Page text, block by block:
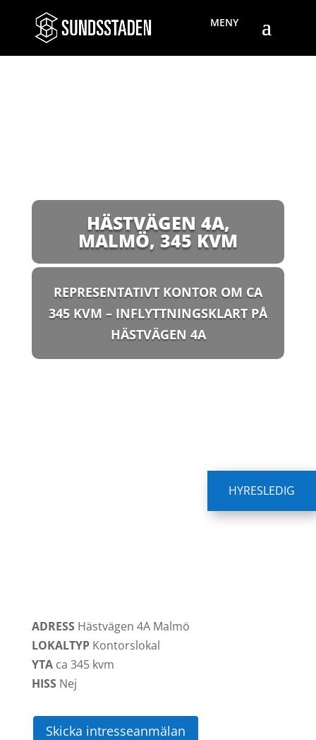
HÄSTVÄGEN 4A,
MALMÖ, 345 KVM
REPRESENTATIVT KONTOR OM CA
345 KVM – INFLYTTNINGSKLART PÅ
HÄSTVÄGEN 4A
HYRESLEDIG
ADRESS Hästvägen 4A Malmö
LOKALTYPKontorslokal
YTA ca 345 kvm
HISS Nej
Skicka intresseanmälan